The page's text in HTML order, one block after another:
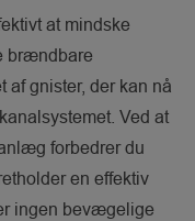
at mindske
brændbare
af gnister, der kan nå
Ved at
forbedrer du
en effektiv
ingen bevægelige